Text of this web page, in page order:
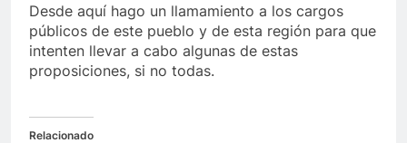
Desde aquí hago un llamamiento a los cargos
públicos de este pueblo y de esta región para que
intenten llevar a cabo algunas de estas
proposiciones, si no todas.
Relacionado